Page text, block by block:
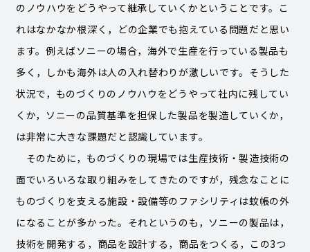
のノウハウをどうやって継承していくかということです。こ
れはなかなか根深く，どの企業でも抱えている問題だと思い
ます。例えばソニーの場合，海外で生産を行っている製品も
多く，しかも海外は人の入れ替わりが激しいです。そうした
状況で，ものづくりのノウハウをどうやって社内に残してい
くか，ソニーの品質基準を担保した製品を製造していくか，
は非常に大きな課題だと認識しています。
そのために，ものづくりの現場では生産技術・製造技術の
面でいろいろな取り組みをしてきたのですが，残念なことに
ものづくりを支える施設・設備等のファシリティは蚊帳の外
になることが多かった。それというのも，ソニーの製品は，
技術を開発する，商品を設計する，商品をつくる，この3つ